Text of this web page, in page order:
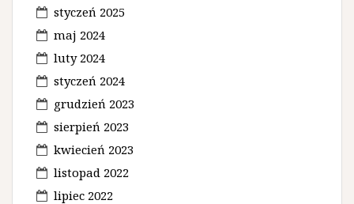
styczeń 2025
maj 2024
luty 2024
styczeń 2024
grudzień 2023
sierpień 2023
kwiecień 2023
listopad 2022
lipiec 2022